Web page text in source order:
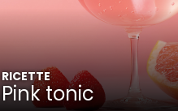
RICETTE
Pink tonic